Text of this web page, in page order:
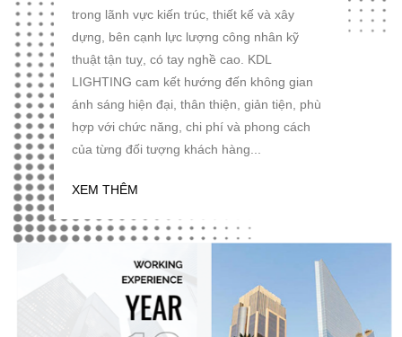
trong lãnh vực kiến trúc, thiết kế và xây
dựng, bên cạnh lực lượng công nhân kỹ
thuật tận tuỵ, có tay nghề cao. KDL
LIGHTING cam kết hướng đến không gian
ánh sáng hiện đại, thân thiện, giản tiện, phù
hợp với chức năng, chi phí và phong cách
của từng đối tượng khách hàng...
XEM THÊM